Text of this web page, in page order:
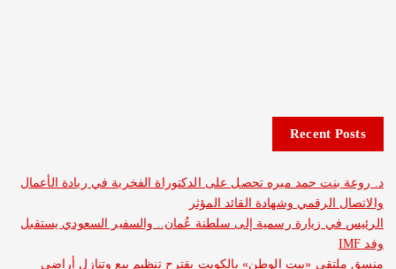
Recent
حمد ميره تحصل على الدكتوراة الفخرية في ريادة الأعمال
وشهادة القائد المؤثر
زيارة رسمية إلى سلطنة عُمان.. والسفير السعودي يستقبل
«بيت الوطن» بالكويت يقترح تنظيم بيع وتنازل أراضي